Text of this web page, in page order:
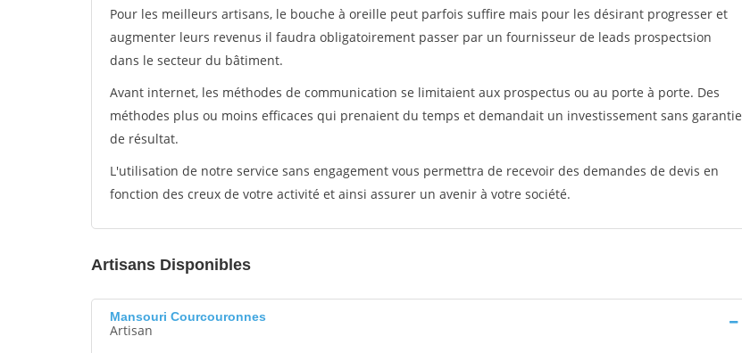
Pour les meilleurs artisans, le bouche à oreille peut parfois suffire mais pour les désirant progresser et
augmenter leurs revenus il faudra obligatoirement passer par un fournisseur de leads prospectsion
dans le secteur du bâtiment.
Avant internet, les méthodes de communication se limitaient aux prospectus ou au porte à porte. Des
méthodes plus ou moins efficaces qui prenaient du temps et demandait un investissement sans garantie
de résultat.
L'utilisation de notre service sans engagement vous permettra de recevoir des demandes de devis en
fonction des creux de votre activité et ainsi assurer un avenir à votre société.
Artisans Disponibles
Mansouri Courcouronnes
Artisan